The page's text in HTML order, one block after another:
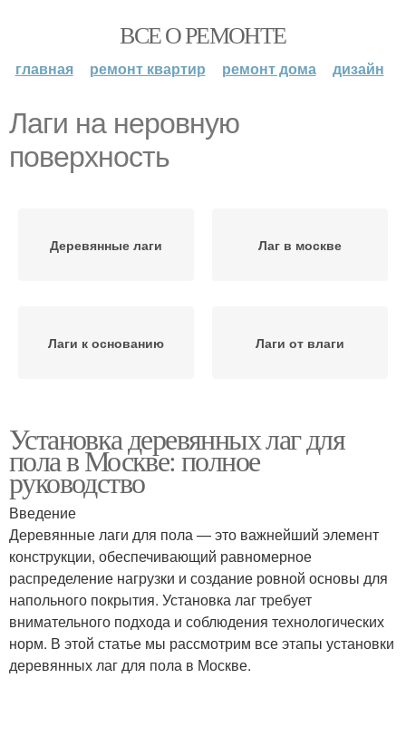
ВСЕ О РЕМОНТЕ
главная ремонт квартир ремонт дома дизайн
Лаги на неровную
поверхность
Деревянные лаги Лаг в москве
Лаги к основанию Лаги от влаги
Установка деревянных лаг для
пола в Москве: полное
руководство
Введение
Деревянные лаги для пола — это важнейший элемент
конструкции, обеспечивающий равномерное
распределение нагрузки и создание ровной основы для
напольного покрытия. Установка лаг требует
внимательного подхода и соблюдения технологических
норм. В этой статье мы рассмотрим все этапы установки
деревянных лаг для пола в Москве.